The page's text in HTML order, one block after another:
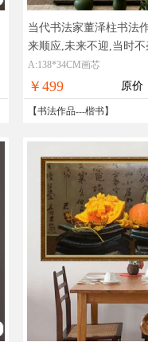
当代书法家董泽柱书法
来顺应,未来不迎,当时
得收藏 实力手绘书法作
A:138*34CM画芯
￥499 原价
【书法作品---楷书】